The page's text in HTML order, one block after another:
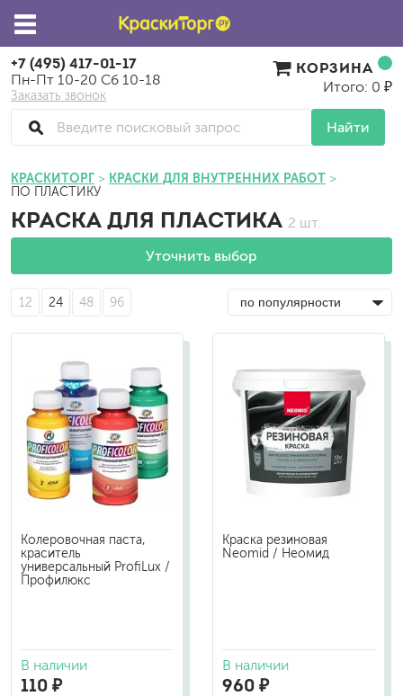
+7 (495) 417-01-17
Пн-Пт 10-20 Сб 10-18
Заказать звонок
Найти
КОРЗИНА
Итого: 0 ₽
КРАСКИТОРГ КРАСКИ ДЛЯ ВНУТРЕННИХ РАБОТ
ПО ПЛАСТИКУ
КРАСКА ДЛЯ ПЛАСТИКА 2 шт.
Уточнить выбор
12 24 48 96
Колеровочная паста,
краситель
универсальный ProfiLux /
Профилюкс
В наличии
110 ₽
Краска резиновая
Neomid / Неомид
В наличии
960 ₽